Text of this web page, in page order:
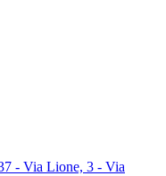
- Via Lione, 3 - Via